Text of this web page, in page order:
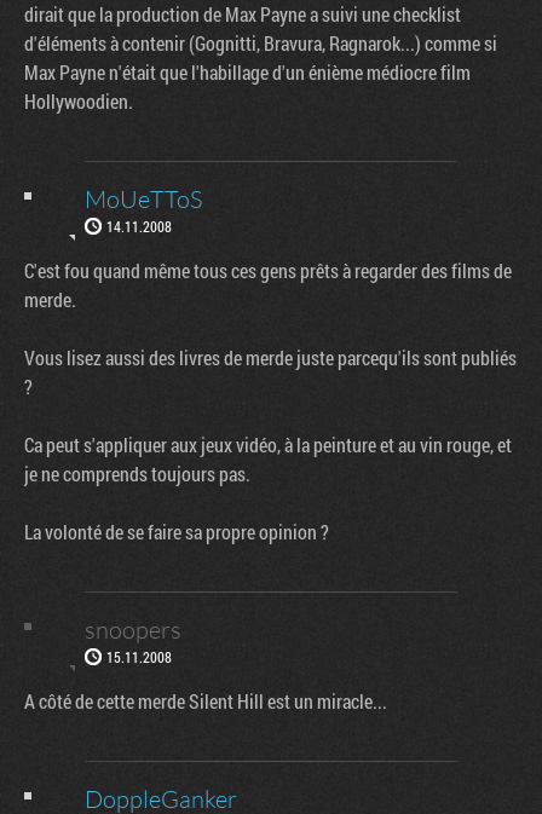
dirait que la production de Max Payne a suivi une checklist
d'éléments à contenir (Gognitti, Bravura, Ragnarok...) comme si
Max Payne n'était que l'habillage d'un énième médiocre film
Hollywoodien.
MoUeTToS
14.11.2008
C'est fou quand même tous ces gens prêts à regarder des films de
merde.
Vous lisez aussi des livres de merde juste parcequ'ils sont publiés
?
Ca peut s'appliquer aux jeux vidéo, à la peinture et au vin rouge, et
je ne comprends toujours pas.
La volonté de se faire sa propre opinion ?
snoopers
15.11.2008
A côté de cette merde Silent Hill est un miracle...
DoppleGanker